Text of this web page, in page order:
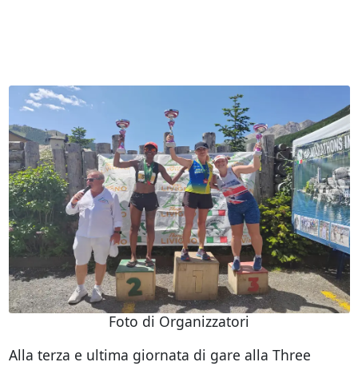
Foto di Organizzatori
Alla terza e ultima giornata di gare alla Three